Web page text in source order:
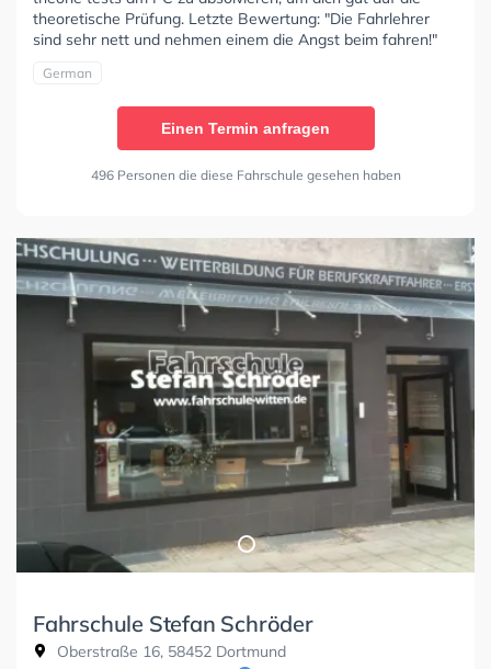
theoretische Prüfung. Letzte Bewertung: "Die Fahrlehrer
sind sehr nett und nehmen einem die Angst beim fahren!"
German
Einen Termin anfragen
496 Personen die diese Fahrschule gesehen haben
Fahrschule Stefan Schröder
Oberstraße 16, 58452 Dortmund